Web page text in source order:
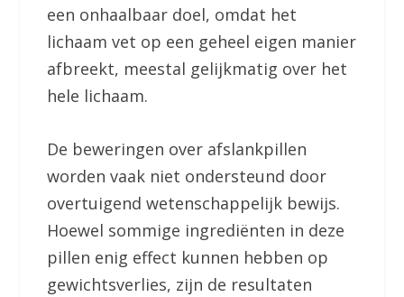
een onhaalbaar doel, omdat het
lichaam vet op een geheel eigen manier
afbreekt, meestal gelijkmatig over het
hele lichaam.
De beweringen over afslankpillen
worden vaak niet ondersteund door
overtuigend wetenschappelijk bewijs.
Hoewel sommige ingrediënten in deze
pillen enig effect kunnen hebben op
gewichtsverlies, zijn de resultaten